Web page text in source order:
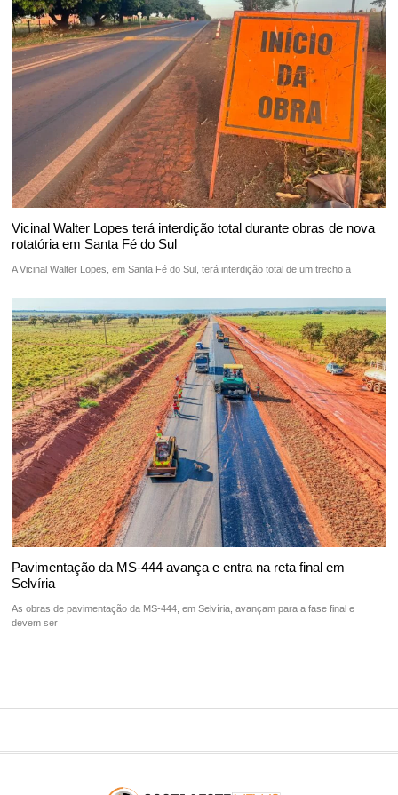
Vicinal Walter Lopes terá interdição total durante obras de nova
rotatória em Santa Fé do Sul
A Vicinal Walter Lopes, em Santa Fé do Sul, terá interdição total de um trecho a
Pavimentação da MS-444 avança e entra na reta final em
Selvíria
As obras de pavimentação da MS-444, em Selvíria, avançam para a fase final e
devem ser